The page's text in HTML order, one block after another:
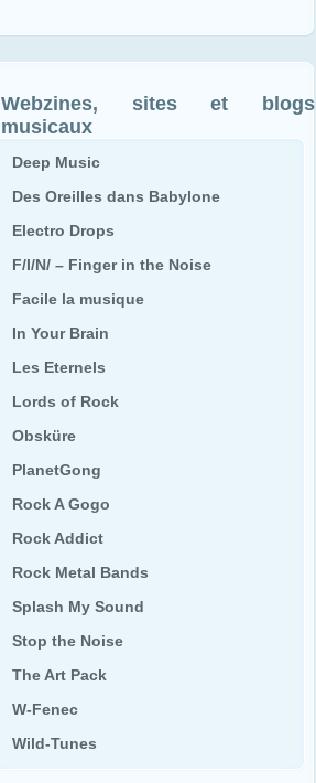
Webzines, sites et blogs
musicaux
Deep Music
Des Oreilles dans Babylone
Electro Drops
F/I/N/ – Finger in the Noise
Facile la musique
In Your Brain
Les Eternels
Lords of Rock
Obsküre
PlanetGong
Rock A Gogo
Rock Addict
Rock Metal Bands
Splash My Sound
Stop the Noise
The Art Pack
W-Fenec
Wild-Tunes